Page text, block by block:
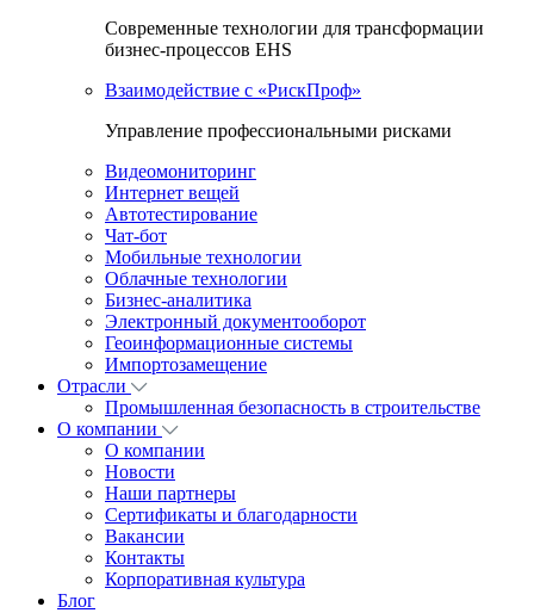
Современные технологии для трансформации
бизнес-процессов EHS
Взаимодействие с «РискПроф»
Управление профессиональными рисками
Видеомониторинг
Интернет вещей
Автотестирование
Чат-бот
Мобильные технологии
Облачные технологии
Бизнес-аналитика
Электронный документооборот
Геоинформационные системы
Импортозамещение
Отрасли
Промышленная безопасность в строительстве
О компании
О компании
Новости
Наши партнеры
Сертификаты и благодарности
Вакансии
Контакты
Корпоративная культура
Блог